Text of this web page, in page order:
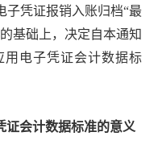
子凭证报销入账归档“最
基础上，决定自本通知
电子凭证会计数据标
证会计数据标准的意义